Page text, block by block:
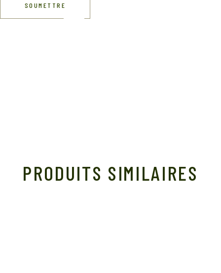
SOUMETTRE
PRODUITS SIMILAIRES